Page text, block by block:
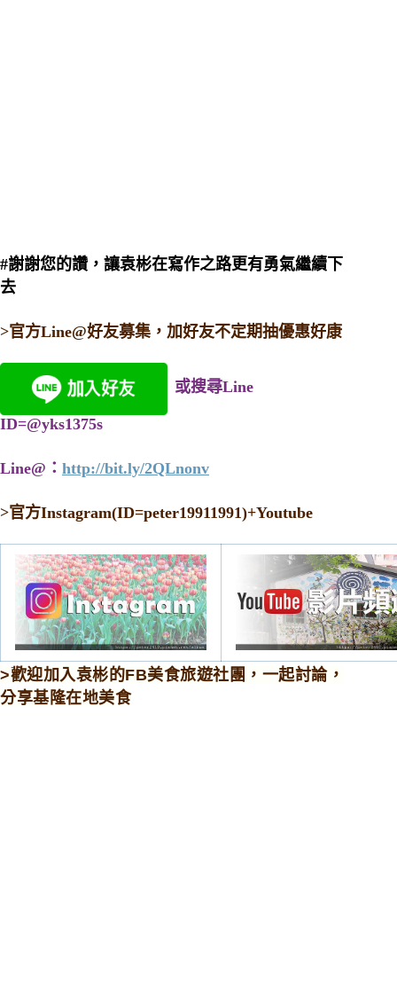
#謝謝您的讚，讓袁彬在寫作之路更有勇氣繼續下
去
>官方Line@好友募集，加好友不定期抽優惠好康
或搜尋Line
ID=@yks1375s
Line@： http://bit.ly/2QLnonv
>官方Instagram(ID=peter19911991)+Youtube
>歡迎加入袁彬的FB美食旅遊社團，一起討論，
分享基隆在地美食